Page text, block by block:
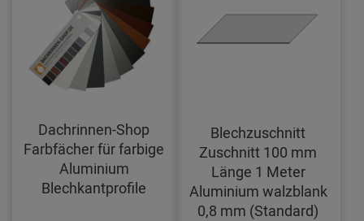
Dachrinnen-Shop
Farbfächer für farbige
Aluminium
Blechkantprofile
Blechzuschnitt
Zuschnitt 100 mm
Länge 1 Meter
Aluminium walzblank
0,8 mm (Standard)